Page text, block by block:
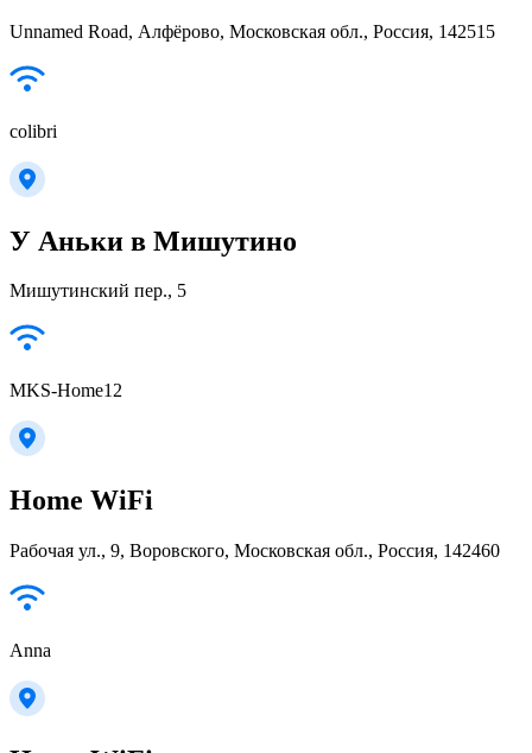
Unnamed Road, Алфёрово, Московская обл., Россия, 142515
colibri
У Аньки в Мишутино
Мишутинский пер., 5
MKS-Home12
Home WiFi
Рабочая ул., 9, Воровского, Московская обл., Россия, 142460
Anna